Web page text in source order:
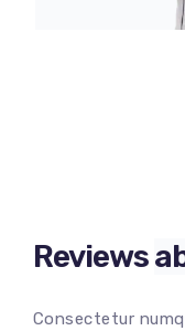
Reviews
Consectetur